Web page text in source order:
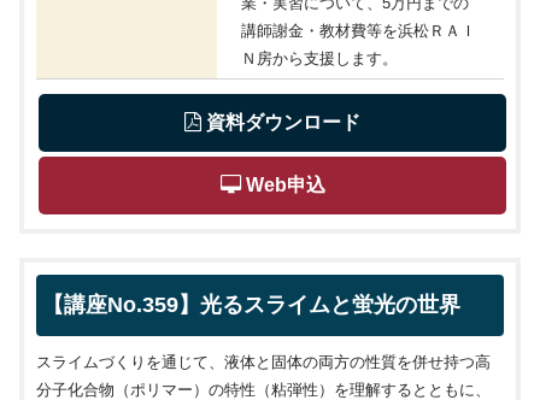
講師謝金・教材費等を浜松ＲＡＩ
Ｎ房から支援します。
資料ダウンロード
Web申込
【講座No.359】光るスライムと蛍光の世界
スライムづくりを通じて、液体と固体の両方の性質を併せ持つ高
分子化合物（ポリマー）の特性（粘弾性）を理解するとともに、